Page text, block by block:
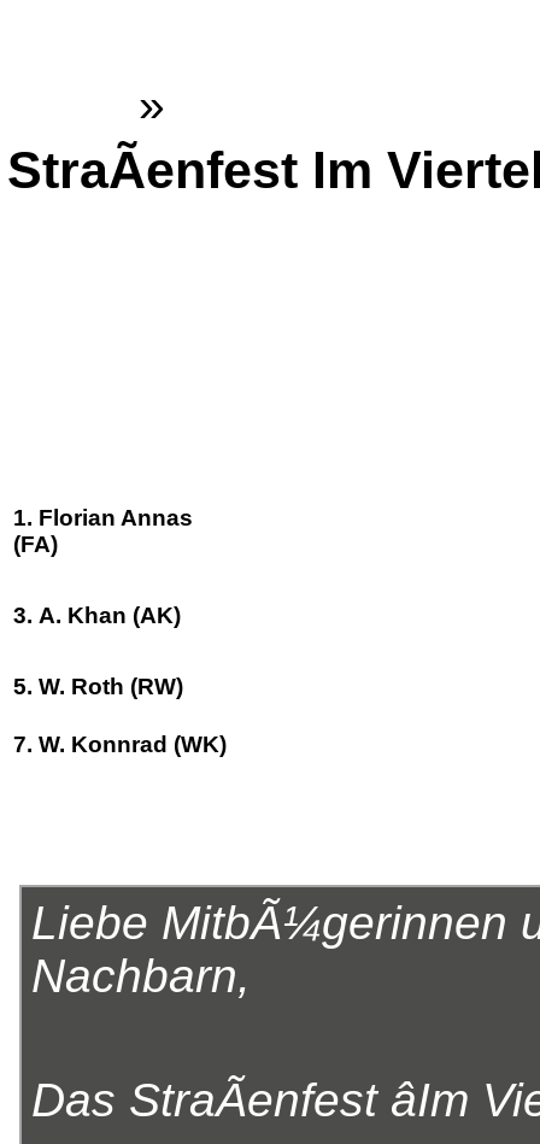
»
StraÃenfest Im
1. Florian Annas
(FA)
3. A. Khan (AK)
5. W. Roth (RW)
7. W. Konnrad (WK)
Liebe MitbÃ¼gerinnen
Nachbarn,
Das StraÃenfest âIm